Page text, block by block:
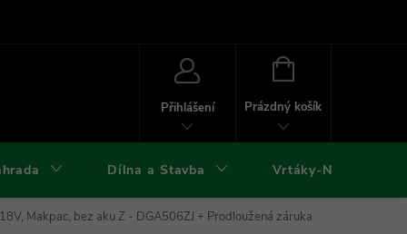
Přihlášení
NÁKUPNÍ
Prázdný košík
Dílna a Stavba Vrtáky-Nástroje
Makpac, bez aku Z - DGA506ZJ + Prodloužená záruka